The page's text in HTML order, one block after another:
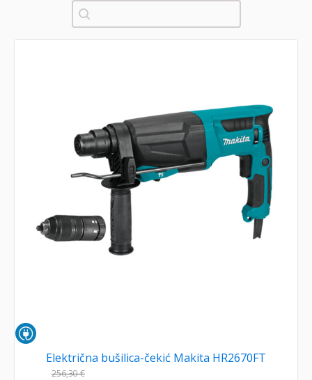
Pretraži
Električna bušilica-čekić Makita HR2670FT
256,30€